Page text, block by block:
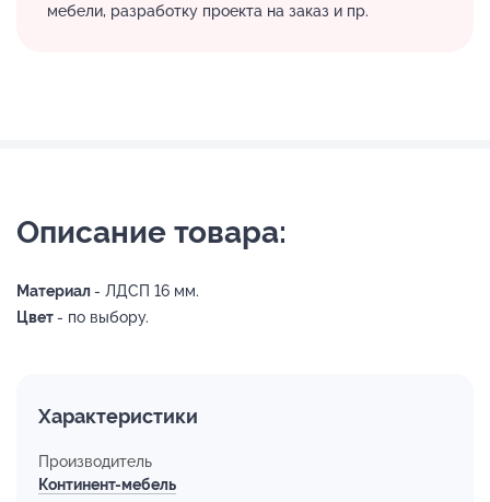
мебели, разработку проекта на заказ и пр.
Описание товара:
Материал - ЛДСП 16 мм.
Цвет - по выбору.
Характеристики
Производитель
Континент-мебель